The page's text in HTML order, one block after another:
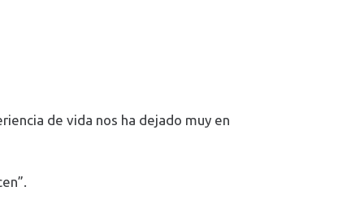
de vida nos ha dejado muy en